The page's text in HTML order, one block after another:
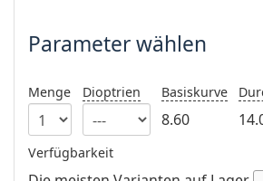
Prada
Alle Marken
Parameter wählen
Menge Dioptrien Basiskurve
8.60
Verfügbarkeit